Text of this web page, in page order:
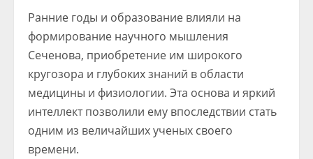
Ранние годы и образование влияли на
формирование научного мышления
Сеченова, приобретение им широкого
кругозора и глубоких знаний в области
медицины и физиологии. Эта основа и яркий
интеллект позволили ему впоследствии стать
одним из величайших ученых своего
времени.